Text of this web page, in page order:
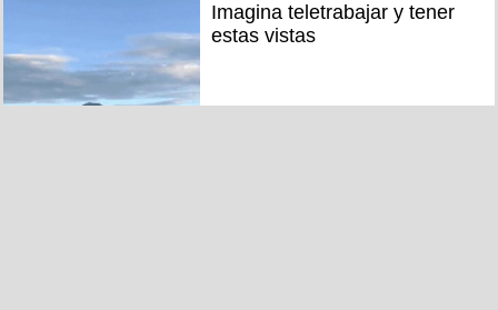
Imagina teletrabajar y tener
estas vistas